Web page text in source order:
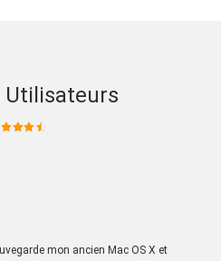
Utilisateurs
mon ancien Mac OS X et